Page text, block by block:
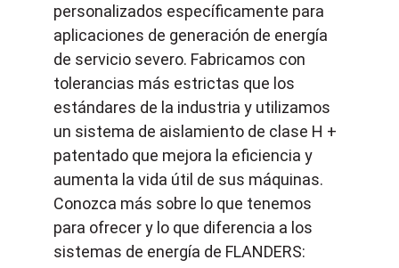
personalizados específicamente para
aplicaciones de generación de energía
de servicio severo. Fabricamos con
tolerancias más estrictas que los
estándares de la industria y utilizamos
un sistema de aislamiento de clase H +
patentado que mejora la eficiencia y
aumenta la vida útil de sus máquinas.
Conozca más sobre lo que tenemos
para ofrecer y lo que diferencia a los
sistemas de energía de FLANDERS: